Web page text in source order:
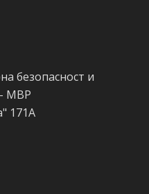
безопасност и
- МВР
171А